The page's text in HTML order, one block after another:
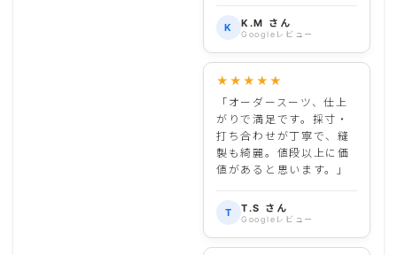
K K.M さん
Googleレビュー
★★★★★
「オーダースーツ、仕上
がりで満足です。採寸・
打ち合わせが丁寧で、縫
製も綺麗。値段以上に価
値があると思います。」
T T.S さん
Googleレビュー